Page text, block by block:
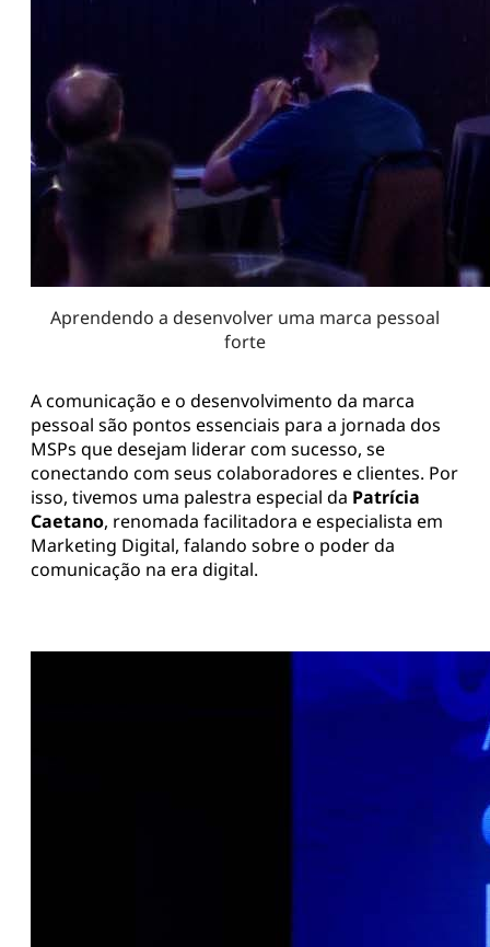
Aprendendo a desenvolver uma marca pessoal
forte
A comunicação e o desenvolvimento da marca
pessoal são pontos essenciais para a jornada dos
MSPs que desejam liderar com sucesso, se
conectando com seus colaboradores e clientes. Por
isso, tivemos uma palestra especial da Patrícia
Caetano, renomada facilitadora e especialista em
Marketing Digital, falando sobre o poder da
comunicação na era digital.